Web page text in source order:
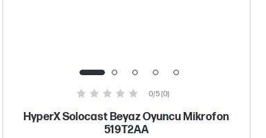
0/5 (0)
HyperX Solocast Beyaz Oyuncu Mikrofon
519T2AA